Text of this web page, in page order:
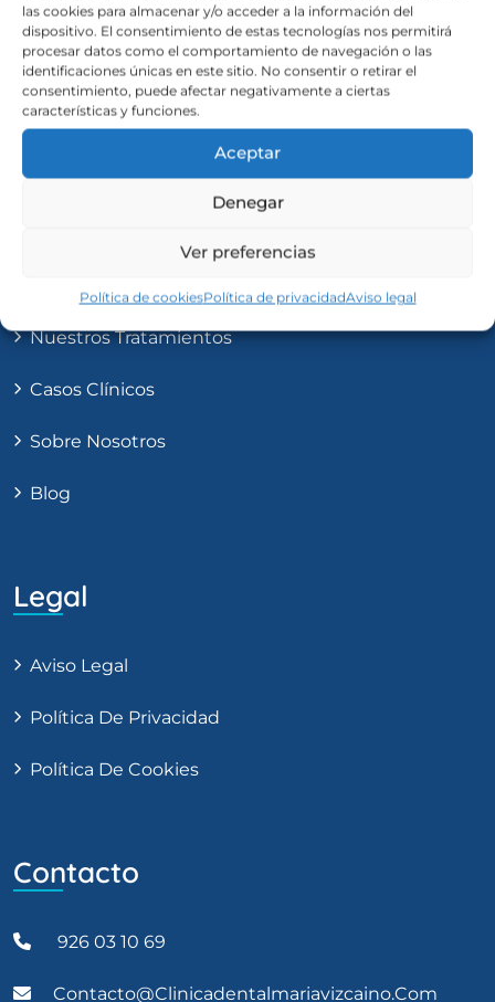
las cookies para almacenar y/o acceder a la información del
dispositivo. El consentimiento de estas tecnologías nos permitirá
procesar datos como el comportamiento de navegación o las
identificaciones únicas en este sitio. No consentir o retirar el
consentimiento, puede afectar negativamente a ciertas
características y funciones.
Aceptar
Denegar
Ver preferencias
Política de cookiesPolítica de privacidadAviso legal
25 años al servicio de nuestros pacientes avalan
nuestros trabajo.
Nuestros Tratamientos
Casos Clínicos
Sobre Nosotros
Blog
Legal
Aviso Legal
Política De Privacidad
Política De Cookies
Contacto
926 03 10 69
Contacto@clinicadentalmariavizcaino.com